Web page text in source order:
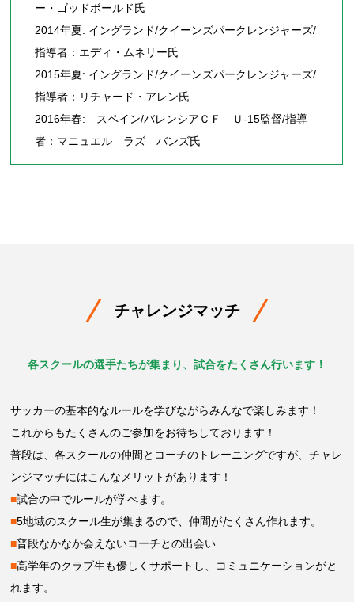
ー・ゴッドボールド氏
2014年夏: イングランド/クイーンズパークレンジャーズ/
指導者：エディ・ムネリー氏
2015年夏: イングランド/クイーンズパークレンジャーズ/
指導者：リチャード・アレン氏
2016年春: スペイン/バレンシアＣＦ Ｕ-15監督/指導
者：マニュエル ラズ バンズ氏
チャレンジマッチ
各スクールの選手たちが集まり、試合をたくさん行います！
サッカーの基本的なルールを学びながらみんなで楽しみます！
これからもたくさんのご参加をお待ちしております！
普段は、各スクールの仲間とコーチのトレーニングですが、チャレ
ンジマッチにはこんなメリットがあります！
■試合の中でルールが学べます。
■5地域のスクール生が集まるので、仲間がたくさん作れます。
■普段なかなか会えないコーチとの出会い
■高学年のクラブ生も優しくサポートし、コミュニケーションがと
れます。